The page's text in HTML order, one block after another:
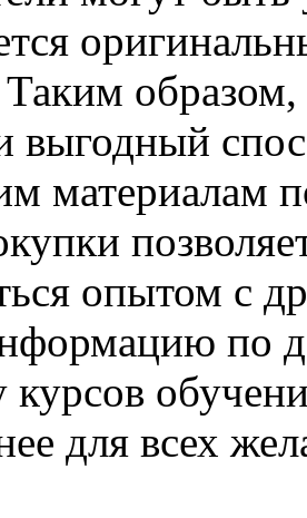
Таким
выгодный
материалам
опытом с
по
курсов
для всех